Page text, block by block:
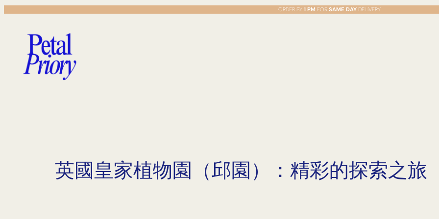
content
ORDER BY 1 PM FOR SAME DAYDELIVERY
英國皇家植物園（邱園）：精彩的探索之旅